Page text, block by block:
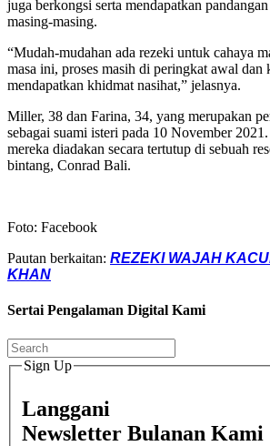
juga berkongsi serta mendapatkan
masing-masing.
“Mudah-mudahan ada rezeki untuk cahaya
masa ini, proses masih di peringkat awal dan
mendapatkan khidmat nasihat,” jelasnya.
Miller, 38 dan Farina, 34, yang merupakan
sebagai suami isteri pada 10 November
mereka diadakan secara tertutup di sebuah
bintang, Conrad Bali.
Foto: Facebook
Pautan berkaitan: REZEKI WAJAH
KHAN
Sertai Pengalaman Digital Kami
Sign Up
Langgani
Newsletter Bulanan Kami